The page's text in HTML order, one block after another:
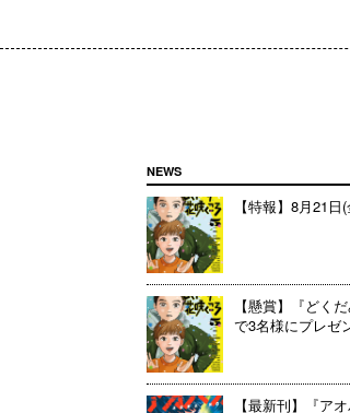
NEWS
【特報】8月21
【懸賞】『どく
で3名様にプレゼ
【最新刊】『ア